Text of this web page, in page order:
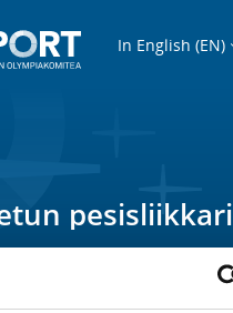
In English (EN)
pesisliikkari